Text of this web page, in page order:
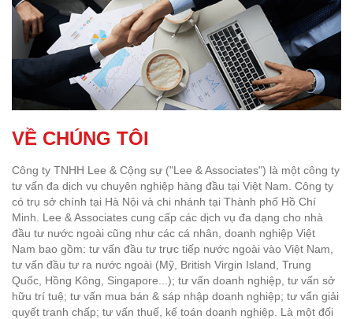
VỀ CHÚNG TÔI
Công ty TNHH Lee & Cộng sự ("Lee & Associates") là một công ty
tư vấn đa dịch vụ chuyên nghiệp hàng đầu tại Việt Nam. Công ty
có trụ sở chính tại Hà Nội và chi nhánh tại Thành phố Hồ Chí
Minh. Lee & Associates cung cấp các dịch vụ đa dạng cho nhà
đầu tư nước ngoài cũng như các cá nhân, doanh nghiệp Việt
Nam bao gồm: tư vấn đầu tư trực tiếp nước ngoài vào Việt Nam,
tư vấn đầu tư ra nước ngoài (Mỹ, British Virgin Island, Trung
Quốc, Hồng Kông, Singapore...); tư vấn doanh nghiệp, tư vấn sở
hữu trí tuệ; tư vấn mua bán & sáp nhập doanh nghiệp; tư vấn giải
quyết tranh chấp; tư vấn thuế, kế toán doanh nghiệp. Là một đối